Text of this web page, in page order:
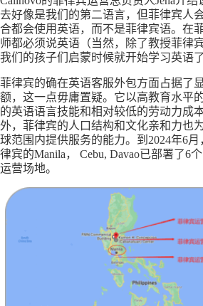
去好像是我们的第二语言，但菲律宾人
合都会使用英语，而不是菲律宾语。在
师都必须说英语（当然，除了教授菲律
我们的孩子们启蒙时候就开始学习英语
菲律宾的确在英语客服外包方面占据了
额，这一点毋庸置疑。它以高教育水平
的英语语言技能和相对较低的劳动力成
外，菲律宾的人口结构和文化亲和力也
球范围内提供服务的能力。到2024年6月
律宾的Manila， Cebu, Davao已部署了6
运营场地。